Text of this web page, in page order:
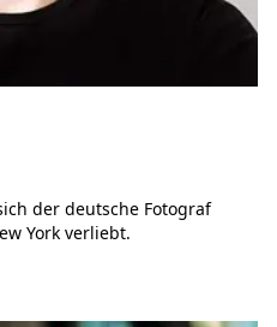
der deutsche Fotograf
York verliebt.